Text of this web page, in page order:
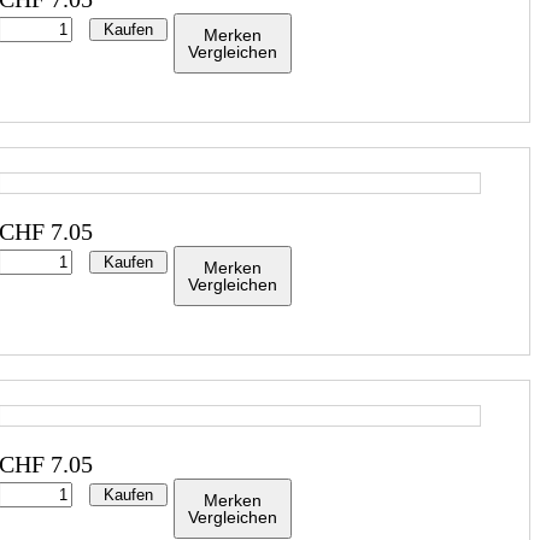
Kaufen
Merken
Vergleichen
CHF 7.05
Kaufen
Merken
Vergleichen
CHF 7.05
Kaufen
Merken
Vergleichen